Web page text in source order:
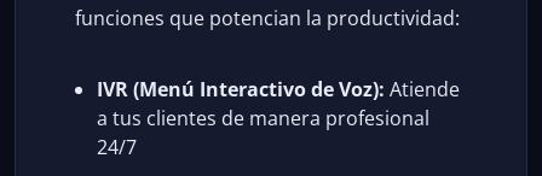
funciones que potencian la productividad:
IVR (Menú Interactivo de Voz): Atiende
a tus clientes de manera profesional
24/7